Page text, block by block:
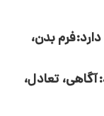
بدن،
تعادل،